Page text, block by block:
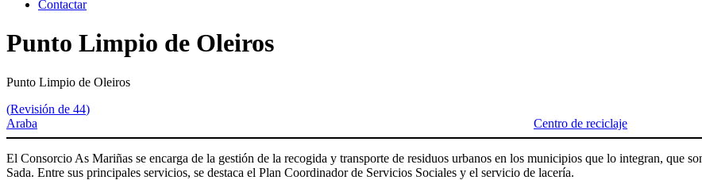
Contactar
Punto Limpio de Oleiros
Punto Limpio de Oleiros
(Revisión de 44)
Araba
Centro de reciclaje
El Consorcio As Mariñas se encarga de la gestión de la recogida y transporte de residuos urbanos en los municipios que lo integran, que
Sada. Entre sus principales servicios, se destaca el Plan Coordinador de Servicios Sociales y el servicio de lacería.